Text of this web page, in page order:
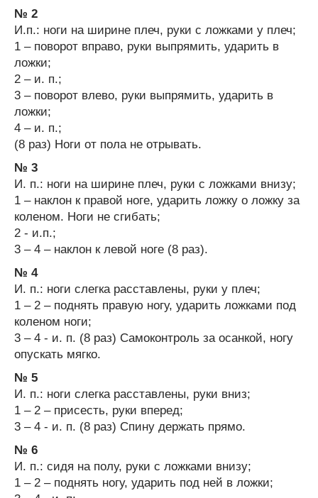
№ 2
И.п.: ноги на ширине плеч, руки с ложками у плеч;
1 – поворот вправо, руки выпрямить, ударить в
ложки;
2 – и. п.;
3 – поворот влево, руки выпрямить, ударить в
ложки;
4 – и. п.;
(8 раз) Ноги от пола не отрывать.
№ 3
И. п.: ноги на ширине плеч, руки с ложками внизу;
1 – наклон к правой ноге, ударить ложку о ложку за
коленом. Ноги не сгибать;
2 - и.п.;
3 – 4 – наклон к левой ноге (8 раз).
№ 4
И. п.: ноги слегка расставлены, руки у плеч;
1 – 2 – поднять правую ногу, ударить ложками под
коленом ноги;
3 – 4 - и. п. (8 раз) Самоконтроль за осанкой, ногу
опускать мягко.
№ 5
И. п.: ноги слегка расставлены, руки вниз;
1 – 2 – присесть, руки вперед;
3 – 4 - и. п. (8 раз) Спину держать прямо.
№ 6
И. п.: сидя на полу, руки с ложками внизу;
1 – 2 – поднять ногу, ударить под ней в ложки;